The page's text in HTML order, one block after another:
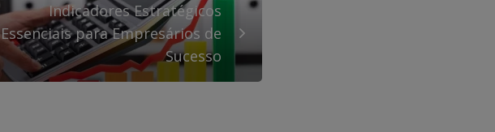
Indicadores Estratégicos
Essenciais para Empresários de
Sucesso